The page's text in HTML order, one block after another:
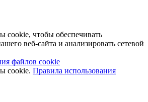
cookie, чтобы обеспечивать
веб-сайта и анализировать сетевой
файлов cookie
cookie. Правила использования